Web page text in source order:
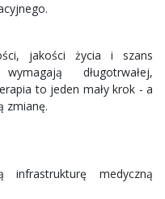
jakości życia i szans
długotrwałej,
to jeden mały krok - a
zmianę.
infrastrukturę medyczną